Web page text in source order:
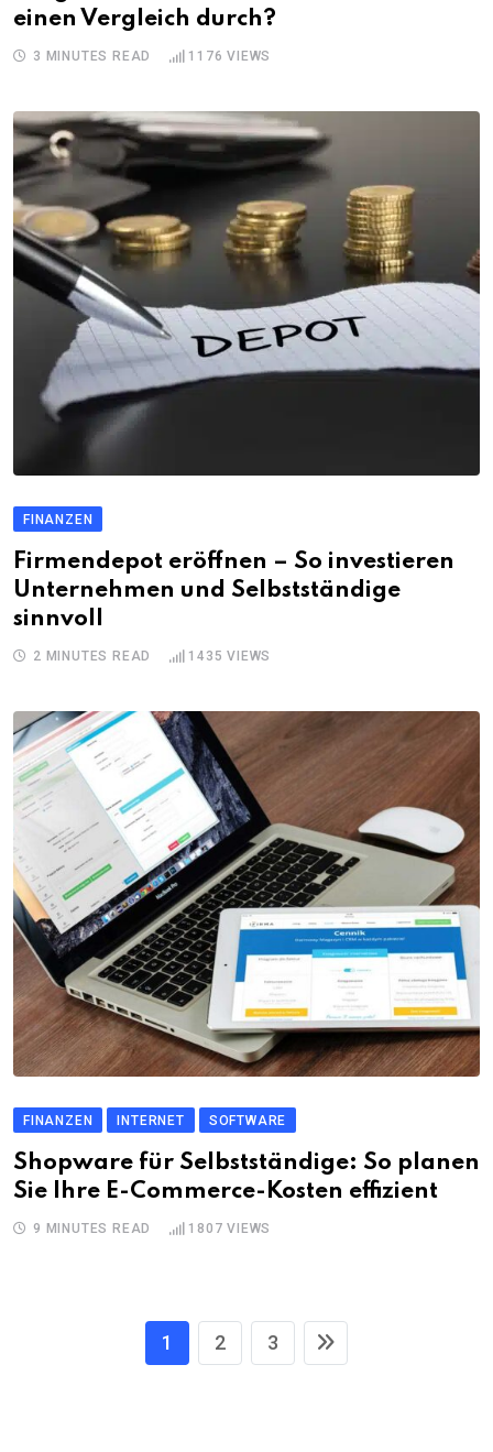
einen Vergleich durch?
3 MINUTES READ 1176 VIEWS
FINANZEN
Firmendepot eröffnen – So investieren
Unternehmen und Selbstständige
sinnvoll
2 MINUTES READ 1435 VIEWS
FINANZEN INTERNET SOFTWARE
Shopware für Selbstständige: So planen
Sie Ihre E-Commerce-Kosten effizient
9 MINUTES READ 1807 VIEWS
1 2 3